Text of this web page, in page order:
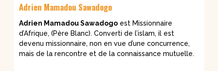
Adrien Mamadou Sawadogo
Adrien Mamadou Sawadogoest Missionnaire
d’Afrique, (Père Blanc). Converti de l’islam, il est
devenu missionnaire, non en vue d’une concurrence,
mais de la rencontre et de la connaissance mutuelle.